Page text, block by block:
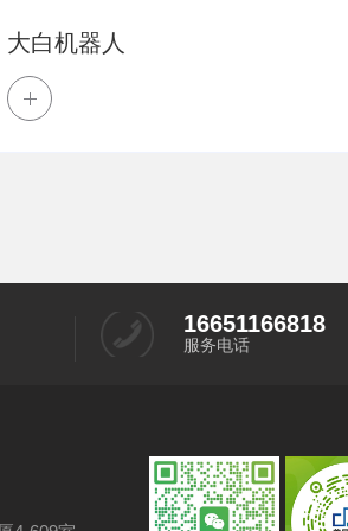
大白机器人
16651166818
服务电话